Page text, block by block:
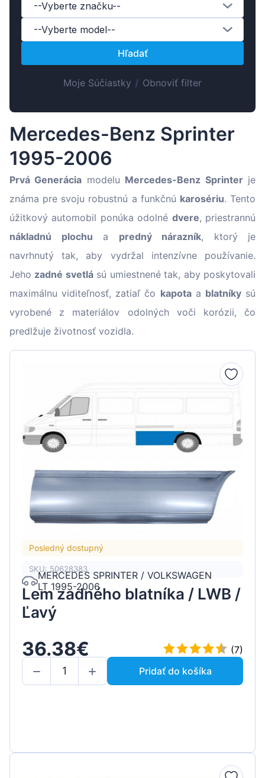
Lietuvių
Hrvatski
Português
--Vyberte značku--
--Vyberte model--
Hľadať
Moje Súčiastky / Obnoviť filter
Mercedes-Benz Sprinter
1995-2006
Prvá Generácia modelu Mercedes-Benz Sprinterje
známa pre svoju robustnú a funkčnú karosériu. Tento
úžitkový automobil ponúka odolné dvere, priestrannú
nákladnú plochu a predný nárazník, ktorý je
navrhnutý tak, aby vydržal intenzívne používanie.
Jeho zadné svetlású umiestnené tak, aby poskytovali
maximálnu viditeľnosť, zatiaľ čo kapotaa blatníkysú
vyrobené z materiálov odolných voči korózii, čo
predlžuje životnosť vozidla.
Posledný dostupný
SKU: 50628383
MERCEDES SPRINTER / VOLKSWAGEN
LT 1995-2006
Lem zadného blatníka / LWB /
Ľavý
36.38€
(7)
Pridať do košíka